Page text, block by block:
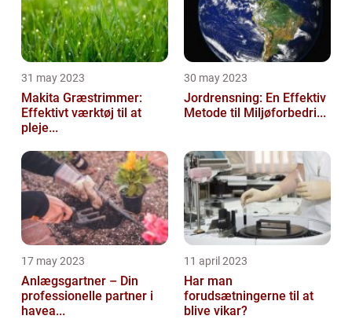
31 may 2023
Makita Græstrimmer:
Effektivt værktøj til at
pleje...
30 may 2023
Jordrensning: En Effektiv
Metode til Miljøforbedri...
17 may 2023
Anlægsgartner – Din
professionelle partner i
havea...
11 april 2023
Har man
forudsætningerne til at
blive vikar?